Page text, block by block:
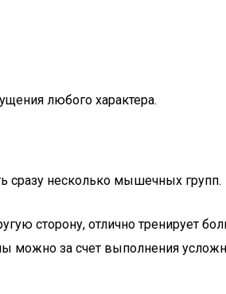
любого характера.
сразу несколько мышечных групп.
сторону, отлично
можно за счет выполнения